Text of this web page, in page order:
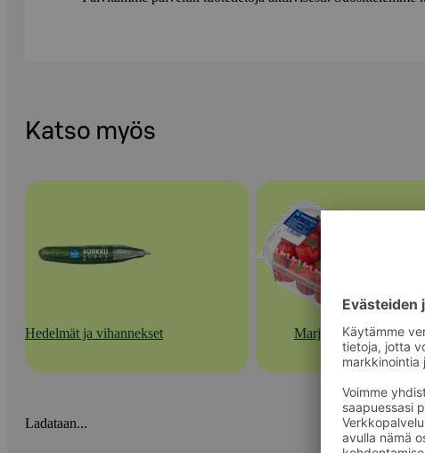
Katso myös
Hedelmät ja vihannekset Marjat
Ladataan...